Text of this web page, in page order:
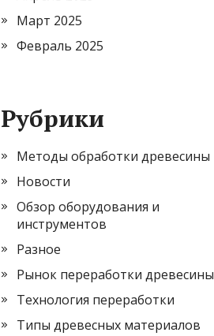
Март 2025
Февраль 2025
Рубрики
Методы обработки древесины
Новости
Обзор оборудования и
инструментов
Разное
Рынок переработки древесины
Технология переработки
Типы древесных материалов